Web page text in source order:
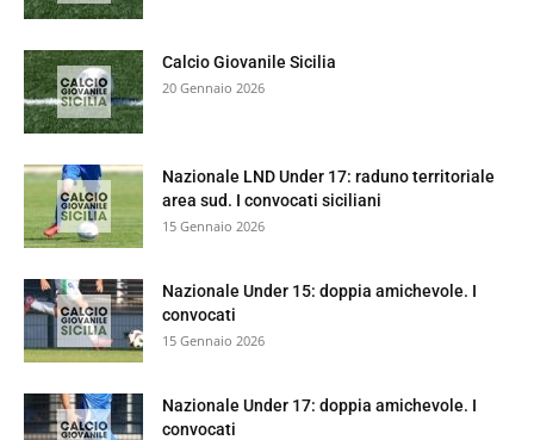
Calcio Giovanile Sicilia
20 Gennaio 2026
Nazionale LND Under 17: raduno territoriale
area sud. I convocati siciliani
15 Gennaio 2026
Nazionale Under 15: doppia amichevole. I
convocati
15 Gennaio 2026
Nazionale Under 17: doppia amichevole. I
convocati